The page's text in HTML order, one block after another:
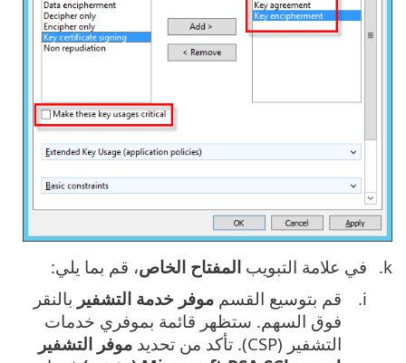
في علامة التبويب المفتاح الخاص، قم بما يلي:
قم بتوسيع القسم موفر خدمة التشفير بالنقر
فوق السهم. ستظهر قائمة بموفري خدمات
التشفير (CSP). تأكد من تحديد
موفر التشفير